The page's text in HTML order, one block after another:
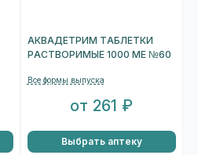
АКВАДЕТРИМ ТАБЛЕТКИ
РАСТВОРИМЫЕ 1000 МЕ №60
Все формы выпуска
от 261 ₽
Выбрать аптеку